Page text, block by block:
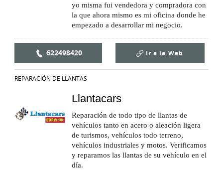
yo misma fui vendedora y compradora con
la que ahora mismo es mi oficina donde he
empezado a desarrollar mi negocio.
622498420 Ir a la Web
REPARACIÓN DE LLANTAS
Llantacars
Reparación de todo tipo de llantas de
vehículos tanto en acero o aleación ligera
de turismos, vehículos todo terreno,
vehículos industriales y motos. Verificamos
y reparamos las llantas de su vehículo en el
día.